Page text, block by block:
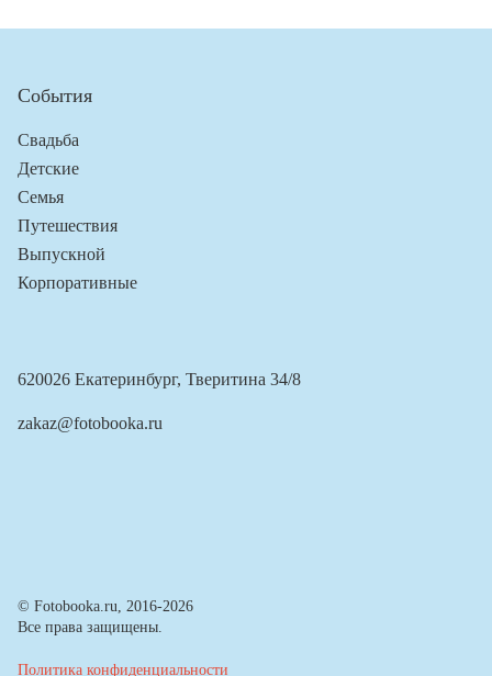
События
Свадьба
Детские
Семья
Путешествия
Выпускной
Корпоративные
620026 Екатеринбург, Тверитина 34/8
zakaz@fotobooka.ru
© Fotobooka.ru, 2016-2026
Все права защищены.
Политика конфиденциальности